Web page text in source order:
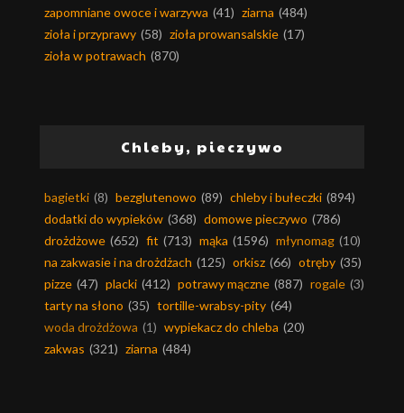
zapomniane owoce i warzywa (41) ziarna (484)
zioła i przyprawy (58) zioła prowansalskie (17)
zioła w potrawach (870)
Chleby, pieczywo
bagietki (8) bezglutenowo (89) chleby i bułeczki (894)
dodatki do wypieków (368) domowe pieczywo (786)
drożdżowe (652) fit (713) mąka (1596) młynomag (10)
na zakwasie i na drożdżach (125) orkisz (66) otręby (35)
pizze (47) placki (412) potrawy mączne (887) rogale (3)
tarty na słono (35) tortille-wrabsy-pity (64)
woda drożdżowa (1) wypiekacz do chleba (20)
zakwas (321) ziarna (484)